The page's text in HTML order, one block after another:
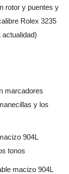
rotor y puentes y
Rolex 3235
marcadores
y los
904L
tonos
macizo 904L